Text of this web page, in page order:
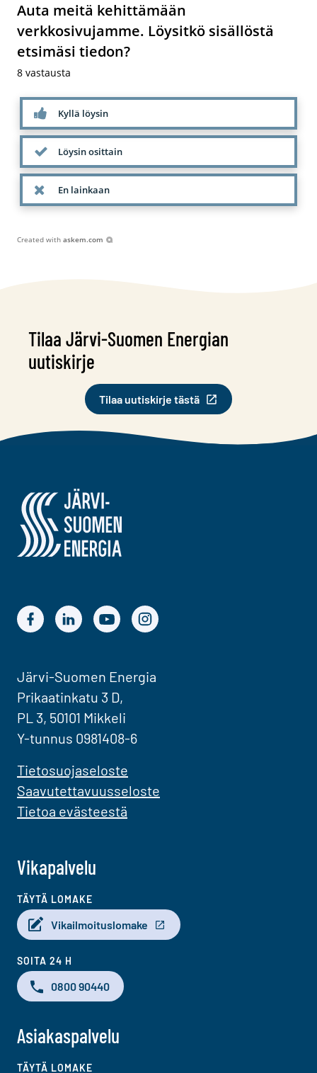
Auta meitä kehittämään
verkkosivujamme. Löysitkö sisällöstä
etsimäsi tiedon?
8 vastausta
Kyllä löysin
Löysin osittain
En lainkaan
Created with askem.com
Tilaa Järvi-Suomen Energian
uutiskirje
Tilaa uutiskirje tästä
Järvi-Suomen Energia
Järvi-Suomen Energian Facebook
Järvi-Suomen Energian LinkedIn
Järvi-Suomen Energian YouTube
Järvi-Suomen Energian Instagram
Järvi-Suomen Energia
Prikaatinkatu 3 D,
PL 3, 50101 Mikkeli
Y-tunnus 0981408-6
Tietosuojaseloste
Saavutettavuusseloste
Tietoa evästeestä
Vikapalvelu
TÄYTÄ LOMAKE
Vikailmoituslomake
SOITA 24 H
0800 90440
Asiakaspalvelu
TÄYTÄ LOMAKE